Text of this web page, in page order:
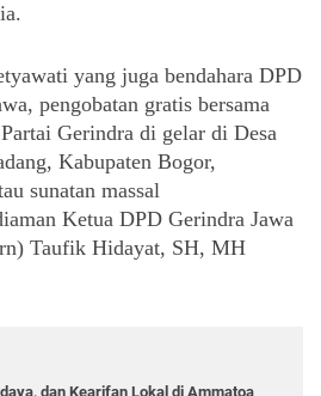
yang juga bendahara DPD
pengobatan gratis bersama
Gerindra di gelar di Desa
Kabupaten Bogor,
sunatan massal
Ketua DPD Gerindra Jawa
Taufik Hidayat, SH, MH
dan Kearifan Lokal di Ammatoa